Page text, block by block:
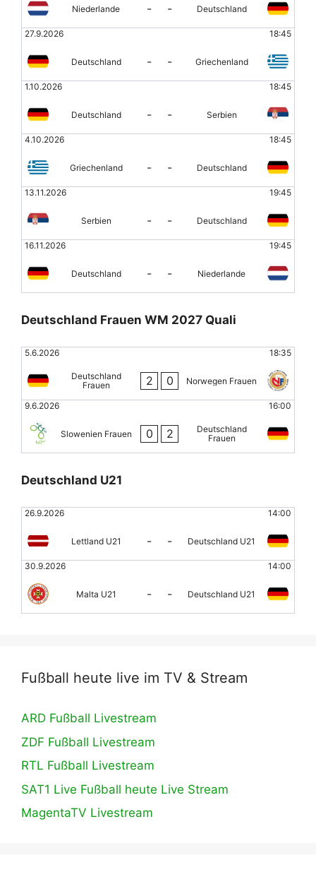
Niederlande - - Deutschland
27.9.2026 18:45
Deutschland - - Griechenland
1.10.2026 18:45
Deutschland - - Serbien
4.10.2026 18:45
Griechenland - - Deutschland
13.11.2026 19:45
Serbien - - Deutschland
16.11.2026 19:45
Deutschland - - Niederlande
Deutschland Frauen WM 2027 Quali
5.6.2026 18:35
Deutschland
Frauen
2 0 Norwegen Frauen
9.6.2026 16:00
Slowenien Frauen 0 2
Deutschland
Frauen
Deutschland U21
26.9.2026 14:00
Lettland U21 - - Deutschland U21
30.9.2026 14:00
Malta U21 - - Deutschland U21
Fußball heute live im TV & Stream
ARD Fußball Livestream
ZDF Fußball Livestream
RTL Fußball Livestream
SAT1 Live Fußball heute Live Stream
MagentaTV Livestream